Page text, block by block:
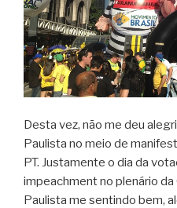
Desta vez, não me deu
Paulista no meio de
PT. Justamente o dia da
impeachment no plenário da
Paulista me sentindo bem,